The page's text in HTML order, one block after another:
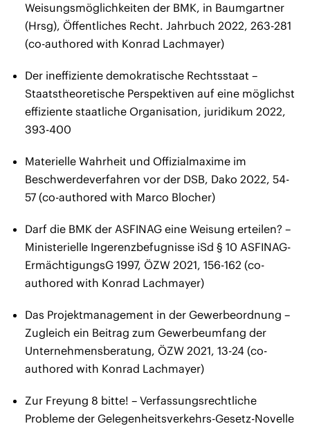
Weisungsmöglichkeiten der BMK, in Baumgartner
(Hrsg), Öffentliches Recht. Jahrbuch 2022, 263-281
(co-authored with Konrad Lachmayer)
Der ineffiziente demokratische Rechtsstaat –
Staatstheoretische Perspektiven auf eine möglichst
effiziente staatliche Organisation, juridikum 2022,
393-400
Materielle Wahrheit und Offizialmaxime im
Beschwerdeverfahren vor der DSB, Dako 2022, 54-
57 (co-authored with Marco Blocher)
Darf die BMK der ASFINAG eine Weisung erteilen? –
Ministerielle Ingerenzbefugnisse iSd § 10 ASFINAG-
ErmächtigungsG 1997, ÖZW 2021, 156-162 (co-
authored with Konrad Lachmayer)
Das Projektmanagement in der Gewerbeordnung –
Zugleich ein Beitrag zum Gewerbeumfang der
Unternehmensberatung, ÖZW 2021, 13-24 (co-
authored with Konrad Lachmayer)
Zur Freyung 8 bitte! – Verfassungsrechtliche
Probleme der Gelegenheitsverkehrs-Gesetz-Novelle